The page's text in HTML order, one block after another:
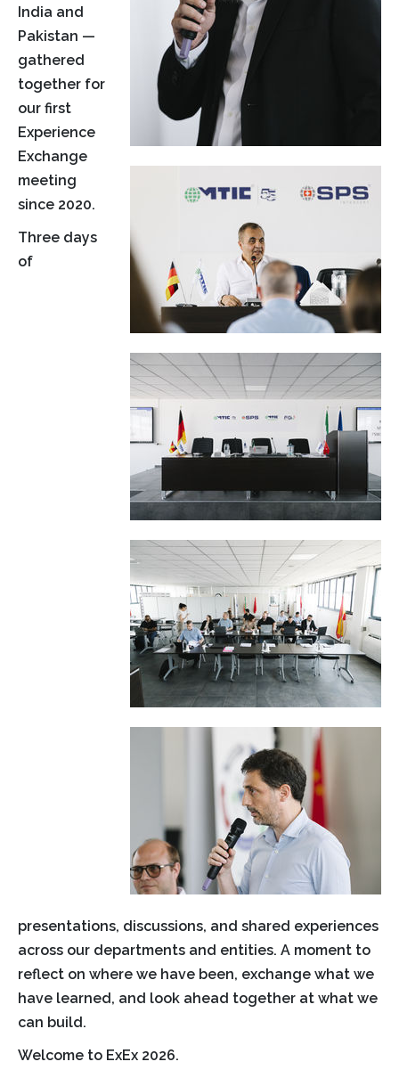
India and
Pakistan —
gathered
together for
our first
Experience
Exchange
meeting
since 2020.
Three days
of
presentations, discussions, and shared experiences
across our departments and entities. A moment to
reflect on where we have been, exchange what we
have learned, and look ahead together at what we
can build.
Welcome to ExEx 2026.